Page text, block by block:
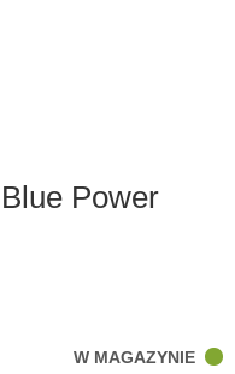
Power
W MAGAZYNIE